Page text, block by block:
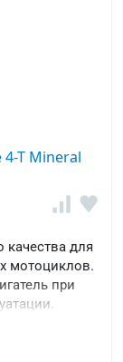
T Mineral
для
мотоциклов.
при